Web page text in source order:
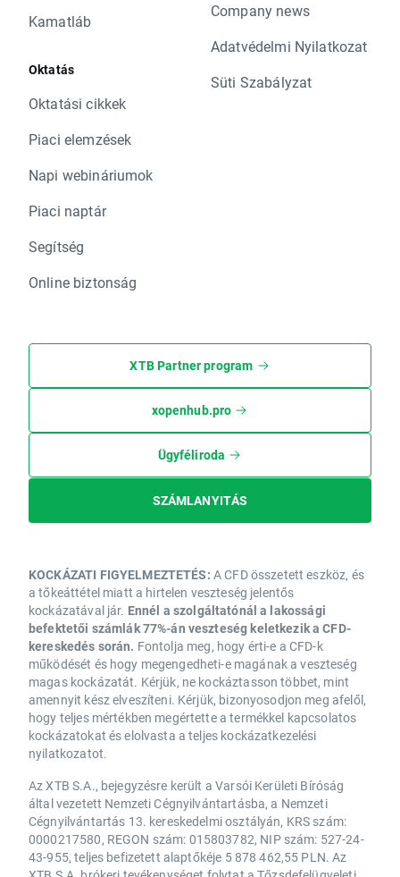
Kamatláb
Oktatás
Oktatási cikkek
Piaci elemzések
Napi webináriumok
Piaci naptár
Segítség
Online biztonság
Company news
Adatvédelmi Nyilatkozat
Süti Szabályzat
XTB Partner program
xopenhub.pro
Ügyféliroda
SZÁMLANYITÁS
KOCKÁZATI FIGYELMEZTETÉS: A CFD összetett eszköz, és
a tőkeáttétel miatt a hirtelen veszteség jelentős
kockázatával jár. Ennél a szolgáltatónál a lakossági
befektetői számlák 77%-án veszteség keletkezik a CFD-
kereskedés során. Fontolja meg, hogy érti-e a CFD-k
működését és hogy megengedheti-e magának a veszteség
magas kockázatát. Kérjük, ne kockáztasson többet, mint
amennyit kész elveszíteni. Kérjük, bizonyosodjon meg afelől,
hogy teljes mértékben megértette a termékkel kapcsolatos
kockázatokat és elolvasta a teljes kockázatkezelési
nyilatkozatot.
Az XTB S.A., bejegyzésre került a Varsói Kerületi Bíróság
által vezetett Nemzeti Cégnyilvántartásba, a Nemzeti
Cégnyilvántartás 13. kereskedelmi osztályán, KRS szám:
0000217580, REGON szám: 015803782, NIP szám: 527-24-
43-955, teljes befizetett alaptőkéje 5 878 462,55 PLN. Az